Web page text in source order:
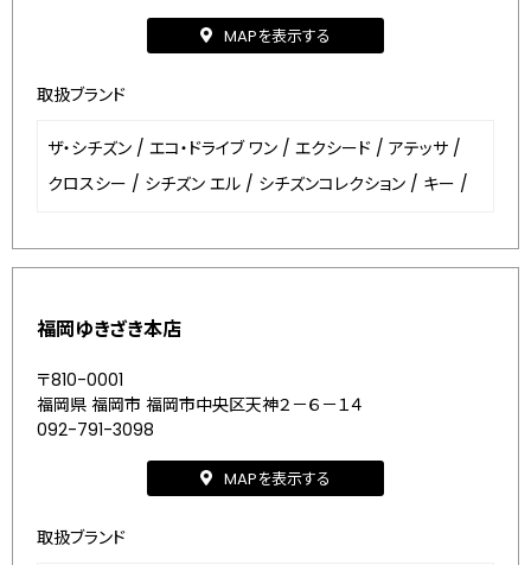
MAPを表示する
取扱ブランド
ザ・シチズン / エコ・ドライブ ワン / エクシード / アテッサ /
クロスシー / シチズン エル / シチズンコレクション / キー /
福岡ゆきざき本店
〒810-0001
福岡県 福岡市 福岡市中央区天神２－６－１４
092-791-3098
MAPを表示する
取扱ブランド